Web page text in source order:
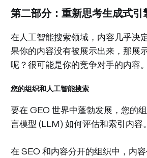
第二部分：重新思考生成式引
在人工智能搜索领域，内容几乎决
果你的内容没有被展示出来，那展
呢？很可能是你的竞争对手的内容。
您的组织和人工智能搜索
要在 GEO 世界中蓬勃发展，您的
言模型 (LLM) 如何评估和索引内容
在 SEO 和内容分开的组织中，内